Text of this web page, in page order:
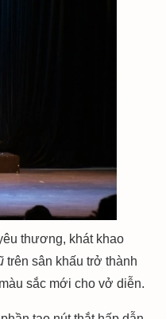
thương, khát khao
trên sân khấu trở thành
sắc mới cho vở diễn.